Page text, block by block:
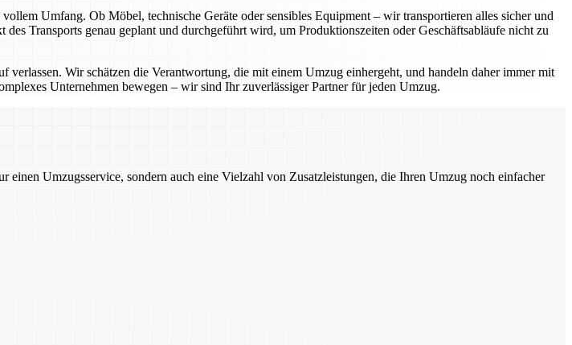
Umfang. Ob Möbel, technische Geräte oder sensibles Equipment – wir transportieren alles sicher und
Transports genau geplant und durchgeführt wird, um Produktionszeiten oder Geschäftsabläufe nicht zu
Wir schätzen die Verantwortung, die mit einem Umzug einhergeht, und handeln daher immer mit
Unternehmen bewegen – wir sind Ihr zuverlässiger Partner für jeden Umzug.
Umzugsservice, sondern auch eine Vielzahl von Zusatzleistungen, die Ihren Umzug noch einfacher